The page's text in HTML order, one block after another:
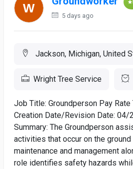
5 days ago
Jackson, Michigan, United
Wright Tree Service
Job Title: Groundperson Pay
Creation Date/Revision Date:
Summary: The Groundperson
activities that occur on the
maintenance and management
role identifies safety hazards